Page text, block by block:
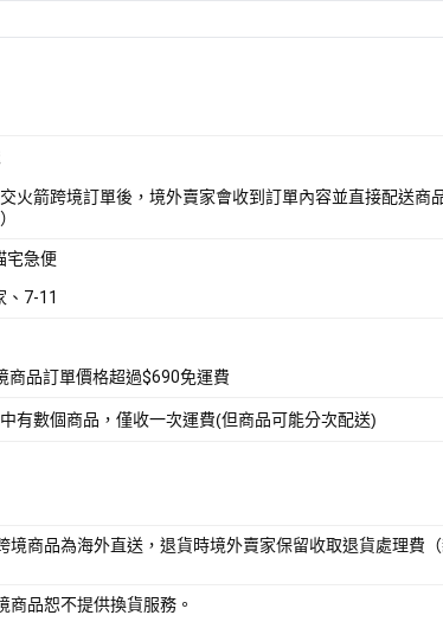
交火箭跨境訂單後，境外賣家會收到訂單內容並直接配送
宅急便
、7-11
商品訂單價格超過$690免運費
有數個商品，僅收一次運費(但商品可能分次配送)
境商品為海外直送，退貨時境外賣家保留收取退貨處理費
商品恕不提供換貨服務。